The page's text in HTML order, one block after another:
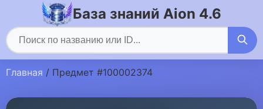
База знаний Aion 4.6
Главная / Предмет #100002374